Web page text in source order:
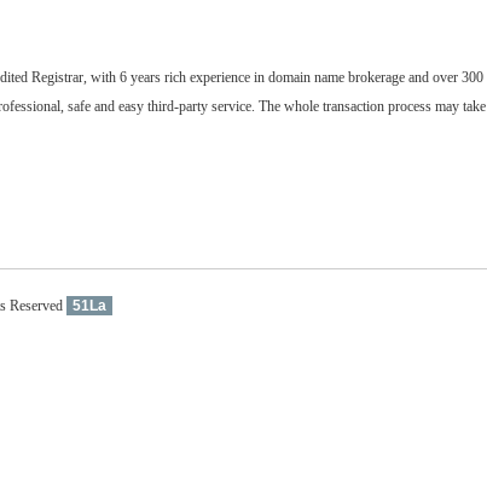
Registrar, with 6 years rich experience in domain name brokerage and over 300
safe and easy third-party service. The whole transaction process may take
Reserved 51La